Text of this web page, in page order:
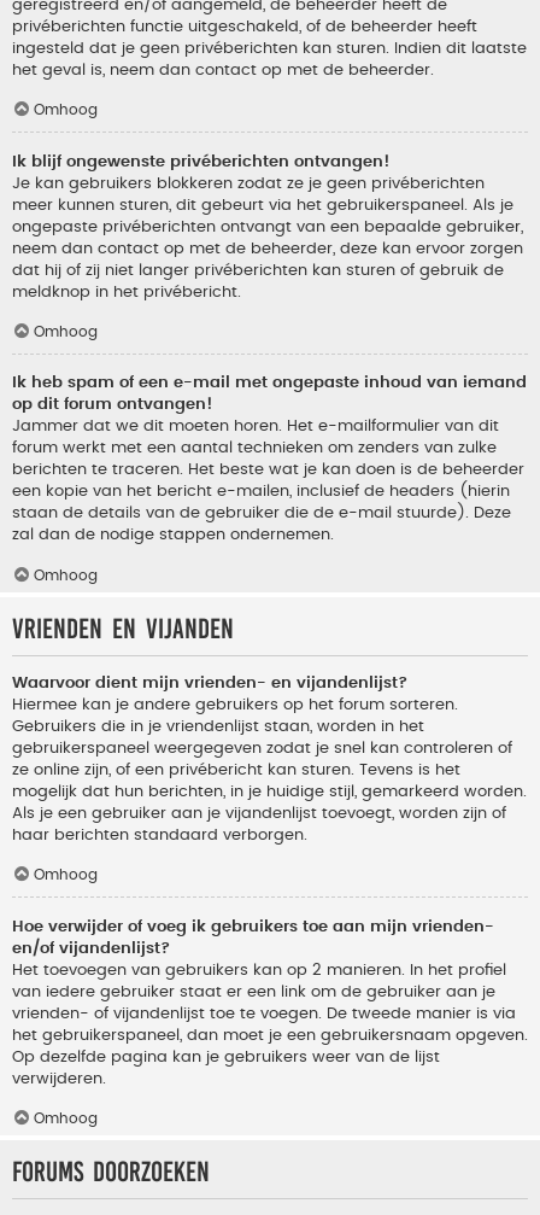
geregistreerd en/of aangemeld, de beheerder heeft de
privéberichten functie uitgeschakeld, of de beheerder heeft
ingesteld dat je geen privéberichten kan sturen. Indien dit laatste
het geval is, neem dan contact op met de beheerder.
Omhoog
Ik blijf ongewenste privéberichten ontvangen!
Je kan gebruikers blokkeren zodat ze je geen privéberichten
meer kunnen sturen, dit gebeurt via het gebruikerspaneel. Als je
ongepaste privéberichten ontvangt van een bepaalde gebruiker,
neem dan contact op met de beheerder, deze kan ervoor zorgen
dat hij of zij niet langer privéberichten kan sturen of gebruik de
meldknop in het privébericht.
Omhoog
Ik heb spam of een e-mail met ongepaste inhoud van iemand
op dit forum ontvangen!
Jammer dat we dit moeten horen. Het e-mailformulier van dit
forum werkt met een aantal technieken om zenders van zulke
berichten te traceren. Het beste wat je kan doen is de beheerder
een kopie van het bericht e-mailen, inclusief de headers (hierin
staan de details van de gebruiker die de e-mail stuurde). Deze
zal dan de nodige stappen ondernemen.
Omhoog
Vrienden en vijanden
Waarvoor dient mijn vrienden- en vijandenlijst?
Hiermee kan je andere gebruikers op het forum sorteren.
Gebruikers die in je vriendenlijst staan, worden in het
gebruikerspaneel weergegeven zodat je snel kan controleren of
ze online zijn, of een privébericht kan sturen. Tevens is het
mogelijk dat hun berichten, in je huidige stijl, gemarkeerd worden.
Als je een gebruiker aan je vijandenlijst toevoegt, worden zijn of
haar berichten standaard verborgen.
Omhoog
Hoe verwijder of voeg ik gebruikers toe aan mijn vrienden-
en/of vijandenlijst?
Het toevoegen van gebruikers kan op 2 manieren. In het profiel
van iedere gebruiker staat er een link om de gebruiker aan je
vrienden- of vijandenlijst toe te voegen. De tweede manier is via
het gebruikerspaneel, dan moet je een gebruikersnaam opgeven.
Op dezelfde pagina kan je gebruikers weer van de lijst
verwijderen.
Omhoog
Forums doorzoeken